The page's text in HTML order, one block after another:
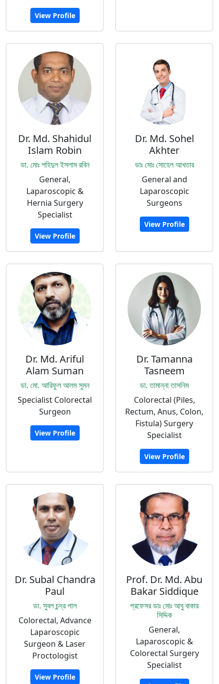
View Profile
Dr. Md. Shahidul
Islam Robin
ডা. মোঃ শহিদুল ইসলাম রবিন
General,
Laparoscopic &
Hernia Surgery
Specialist
View Profile
Dr. Md. Sohel
Akhter
ডাঃ মোঃ সোহেল আখতার
General and
Laparoscopic
Surgeons
View Profile
Dr. Md. Ariful
Alam Suman
ডা. মো. আরিফুল আলম সুমন
Specialist Colorectal
Surgeon
View Profile
Dr. Tamanna
Tasneem
ডা. তামান্না তাসনিম
Colorectal (Piles,
Rectum, Anus, Colon,
Fistula) Surgery
Specialist
View Profile
Dr. Subal Chandra
Paul
ডা. সুবল চন্দ্র পাল
Colorectal, Advance
Laparoscopic
Surgeon & Laser
Proctologist
View Profile
Prof. Dr. Md. Abu
Bakar Siddique
প্রফেসর ডাঃ মোঃ আবু বাকার
সিদ্দিক
General,
Laparoscopic &
Colorectal Surgery
Specialist